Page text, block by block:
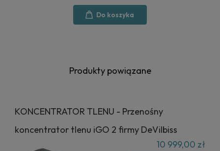
Do koszyka
Produkty powiązane
KONCENTRATOR TLENU - Przenośny
koncentrator tlenu iGO 2 firmy DeVilbiss
10 999,00 zł